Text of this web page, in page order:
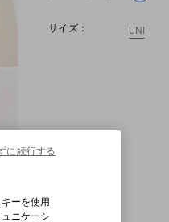
サイズ： UNI
ーを使用
ニケーシ
に続行する